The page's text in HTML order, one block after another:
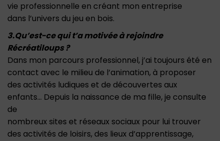
vie professionnelle en créant mon entreprise
dans l’univers du jeu en bois.
3.Qu’est-ce qui t’a motivée à rejoindre
Récréatiloups ?
Dans mon parcours professionnel, j’ai toujours été en
contact avec le milieu de l’animation, à proposer
des activités ludiques et de découvertes aux
enfants… Depuis la naissance de ma fille, je consulte
de
nombreux sites et réseaux sociaux pour lui trouver
des activités de loisirs, des lieux d’apprentissage,